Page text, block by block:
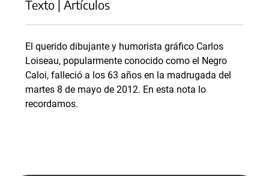
Texto | Artículos
El querido dibujante y humorista gráfico Carlos
Loiseau, popularmente conocido como el Negro
Caloi, falleció a los 63 años en la madrugada del
martes 8 de mayo de 2012. En esta nota lo
recordamos.